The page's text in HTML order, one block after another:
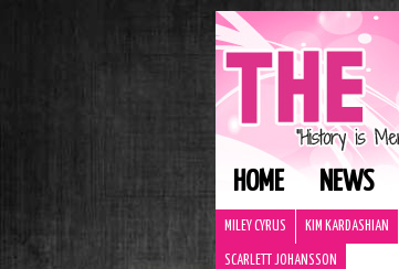
HOME NEWS
MILEY CYRUS KIM KARDASHIAN
SCARLETT JOHANSSON